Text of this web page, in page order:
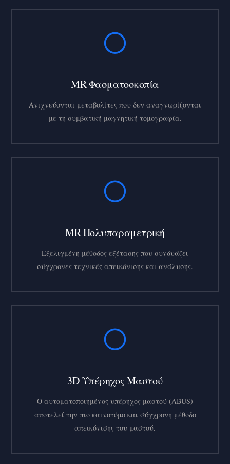
MR Φασματοσκοπία
Ανιχνεύονται μεταβολίτες που δεν αναγνωρίζονται
με τη συμβατική μαγνητική τομογραφία.
MR Πολυπαραμετρική
Εξελιγμένη μέθοδος εξέτασης που συνδυάζει
σύγχρονες τεχνικές απεικόνισης και ανάλυσης.
3D Υπέρηχος Μαστού
Ο αυτοματοποιημένος υπέρηχος μαστού (ABUS)
αποτελεί την πιο καινοτόμο και σύγχρονη μέθοδο
απεικόνισης του μαστού.